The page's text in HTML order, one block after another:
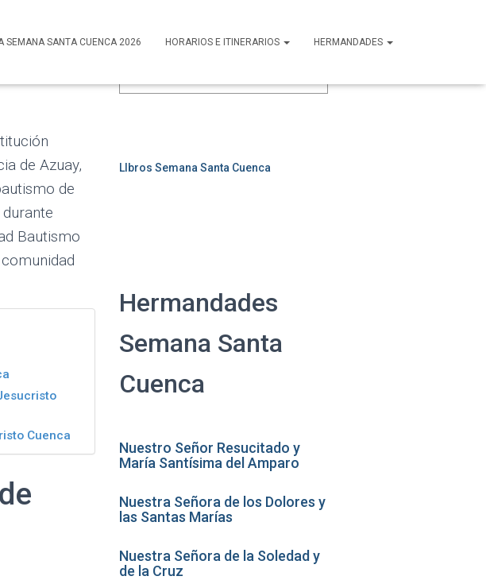
SEMANA SANTA CUENCA 2026 HORARIOS E ITINERARIOS HERMANDADES
de Azuay,
de
Bautismo
Cuenca
Buscar
LIbros Semana Santa Cuenca
Hermandades
Semana Santa
Cuenca
Nuestro Señor Resucitado y
María Santísima del Amparo
Nuestra Señora de los Dolores y
las Santas Marías
Nuestra Señora de la Soledad y
de la Cruz